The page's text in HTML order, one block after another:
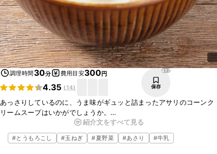
調理時間 30分 費用目安300円
4.35 (14)
417
保存
あっさりしているのに、うま味がギュッと詰まったアサリのコーンク
リームスープはいかがでしょうか。
コーンクリーム缶と牛乳を使用することで、仕上がりがクリーミーな
一品です。
ぜひお試しください。
紹介文をすべて見る
#とうもろこし #玉ねぎ #夏野菜 #あさり #牛乳